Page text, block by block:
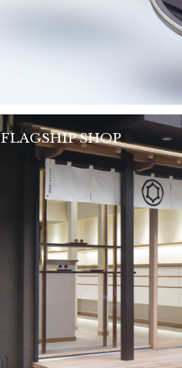
FLAGSHIP SHOP